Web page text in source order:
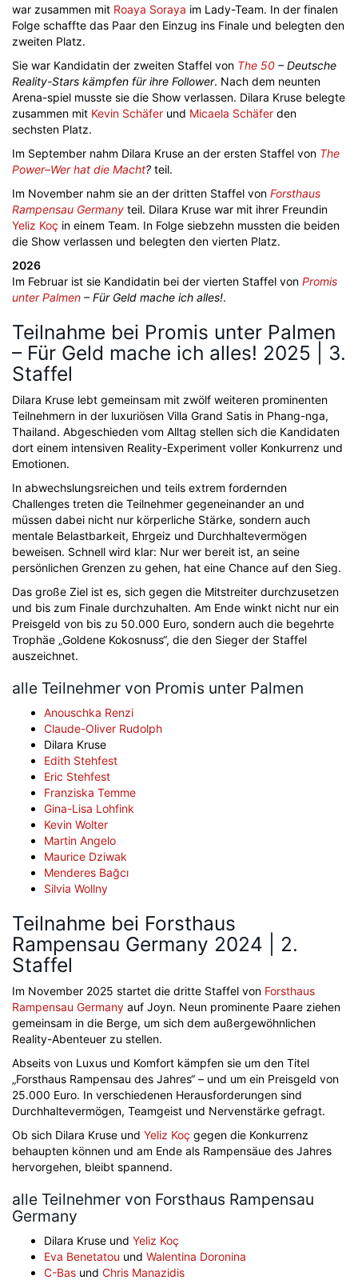
war zusammen mit Roaya Soraya im Lady-Team. In der finalen
Folge schaffte das Paar den Einzug ins Finale und belegten den
zweiten Platz.
Sie war Kandidatin der zweiten Staffel von The 50 – Deutsche
Reality-Stars kämpfen für ihre Follower. Nach dem neunten
Arena-spiel musste sie die Show verlassen. Dilara Kruse belegte
zusammen mit Kevin Schäfer und Micaela Schäfer den
sechsten Platz.
Im September nahm Dilara Kruse an der ersten Staffel von The
Power–Wer hat die Macht? teil.
Im November nahm sie an der dritten Staffel von Forsthaus
Rampensau Germany teil. Dilara Kruse war mit ihrer Freundin
Yeliz Koç in einem Team. In Folge siebzehn mussten die beiden
die Show verlassen und belegten den vierten Platz.
2026
Im Februar ist sie Kandidatin bei der vierten Staffel von Promis
unter Palmen – Für Geld mache ich alles!.
Teilnahme bei Promis unter Palmen
– Für Geld mache ich alles! 2025 | 3.
Staffel
Dilara Kruse lebt gemeinsam mit zwölf weiteren prominenten
Teilnehmern in der luxuriösen Villa Grand Satis in Phang-nga,
Thailand. Abgeschieden vom Alltag stellen sich die Kandidaten
dort einem intensiven Reality-Experiment voller Konkurrenz und
Emotionen.
In abwechslungsreichen und teils extrem fordernden
Challenges treten die Teilnehmer gegeneinander an und
müssen dabei nicht nur körperliche Stärke, sondern auch
mentale Belastbarkeit, Ehrgeiz und Durchhaltevermögen
beweisen. Schnell wird klar: Nur wer bereit ist, an seine
persönlichen Grenzen zu gehen, hat eine Chance auf den Sieg.
Das große Ziel ist es, sich gegen die Mitstreiter durchzusetzen
und bis zum Finale durchzuhalten. Am Ende winkt nicht nur ein
Preisgeld von bis zu 50.000 Euro, sondern auch die begehrte
Trophäe „Goldene Kokosnuss“, die den Sieger der Staffel
auszeichnet.
alle Teilnehmer von Promis unter Palmen
Anouschka Renzi
Claude-Oliver Rudolph
Dilara Kruse
Edith Stehfest
Eric Stehfest
Franziska Temme
Gina-Lisa Lohfink
Kevin Wolter
Martin Angelo
Maurice Dziwak
Menderes Bağcı
Silvia Wollny
Teilnahme bei Forsthaus
Rampensau Germany 2024 | 2.
Staffel
Im November 2025 startet die dritte Staffel von Forsthaus
Rampensau Germany auf Joyn. Neun prominente Paare ziehen
gemeinsam in die Berge, um sich dem außergewöhnlichen
Reality-Abenteuer zu stellen.
Abseits von Luxus und Komfort kämpfen sie um den Titel
„Forsthaus Rampensau des Jahres“ – und um ein Preisgeld von
25.000 Euro. In verschiedenen Herausforderungen sind
Durchhaltevermögen, Teamgeist und Nervenstärke gefragt.
Ob sich Dilara Kruse und Yeliz Koç gegen die Konkurrenz
behaupten können und am Ende als Rampensäue des Jahres
hervorgehen, bleibt spannend.
alle Teilnehmer von Forsthaus Rampensau
Germany
Dilara Kruse und Yeliz Koç
Eva Benetatou und Walentina Doronina
C-Bas und Chris Manazidis